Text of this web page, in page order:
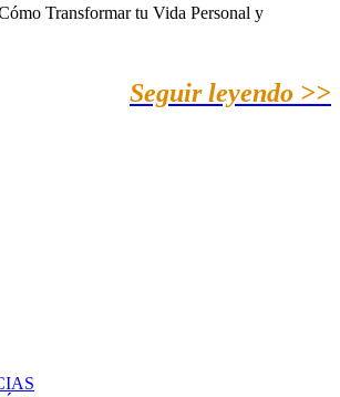
Transformar tu Vida Personal y
Seguir leyendo >>